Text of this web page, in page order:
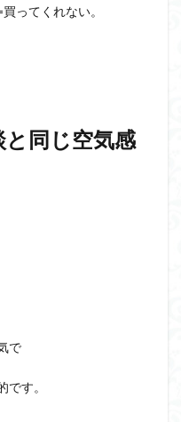
ってくれない。
同じ空気感
で
す。